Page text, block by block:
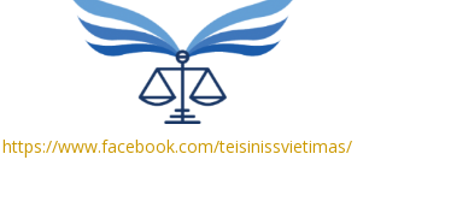
https://www.facebook.com/teisinissvietimas/